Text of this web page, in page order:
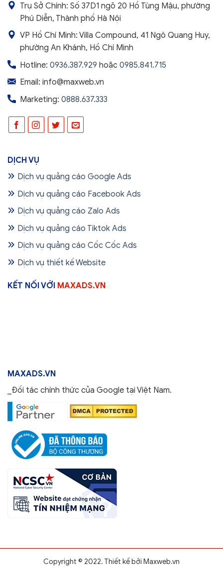
Trụ Sở Chính: Số 37D1 ngõ 20 Hồ Tùng Mậu, phường
Phú Diễn, Thành phố Hà Nội
VP Hồ Chí Minh: Villa Compound, 41 Ngô Quang Huy,
phường An Khánh, Hồ Chí Minh
Hotline: 0936.387.929 hoặc 0985.841.715
Email: info@maxweb.vn
Marketing: 0888.637.333
DỊCH VỤ
Dịch vụ quảng cáo Google Ads
Dịch vụ quảng cáo Facebook Ads
Dịch vụ quảng cáo Zalo Ads
Dịch vụ quảng cáo Tiktok Ads
Dịch vụ quảng cáo Cốc Cốc Ads
Dịch vụ thiết kế Website
KẾT NỐI VỚI MAXADS.VN
MAXADS.VN
_Đối tác chính thức của Google tại Việt Nam.
Copyright © 2022. Thiết kế bởi Maxweb.vn